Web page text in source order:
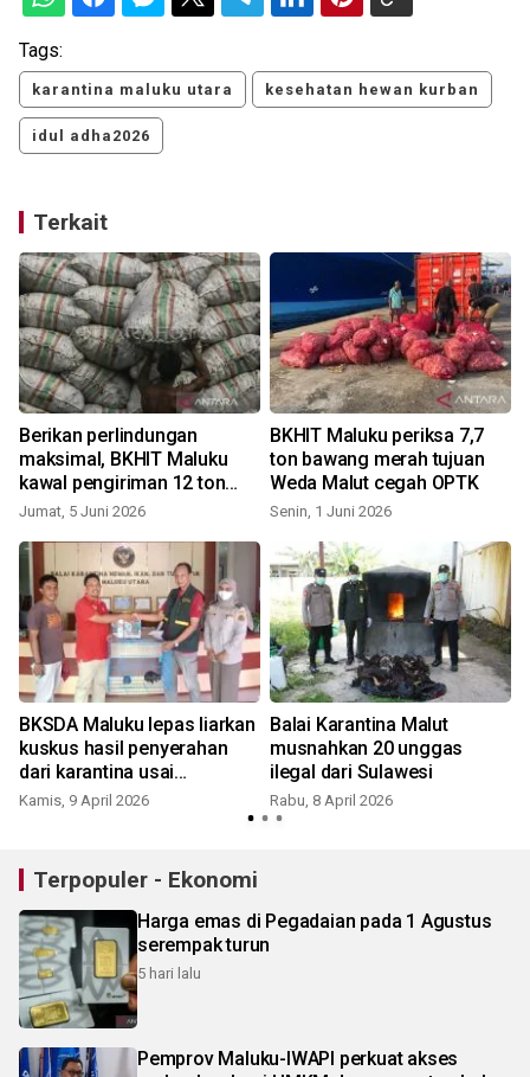
Tags:
karantina maluku utara kesehatan hewan kurban
idul adha2026
Terkait
Berikan perlindungan
maksimal, BKHIT Maluku
kawal pengiriman 12 ton
kopra ke Surabaya
Jumat, 5 Juni 2026
BKHIT Maluku periksa 7,7
ton bawang merah tujuan
Weda Malut cegah OPTK
Senin, 1 Juni 2026
BKSDA Maluku lepas liarkan
kuskus hasil penyerahan
dari karantina usai
diobservasi
Kamis, 9 April 2026
Balai Karantina Malut
musnahkan 20 unggas
ilegal dari Sulawesi
Rabu, 8 April 2026
Terpopuler - Ekonomi
Harga emas di Pegadaian pada 1 Agustus
serempak turun
5 hari lalu
Pemprov Maluku-IWAPI perkuat akses